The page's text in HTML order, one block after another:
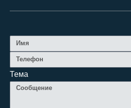
Тема